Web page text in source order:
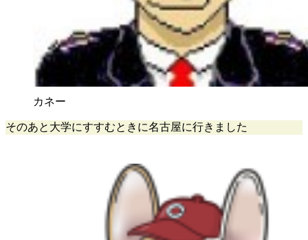
カネー
そのあと大学にすすむときに名古屋に行きました